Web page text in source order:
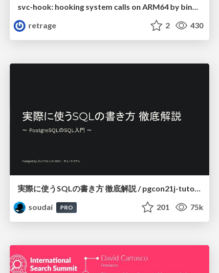
retrage
2 430
実際に使うSQLの書き方 徹底解説 / pgcon21j-tutorial
soudai
PRO 201 75k